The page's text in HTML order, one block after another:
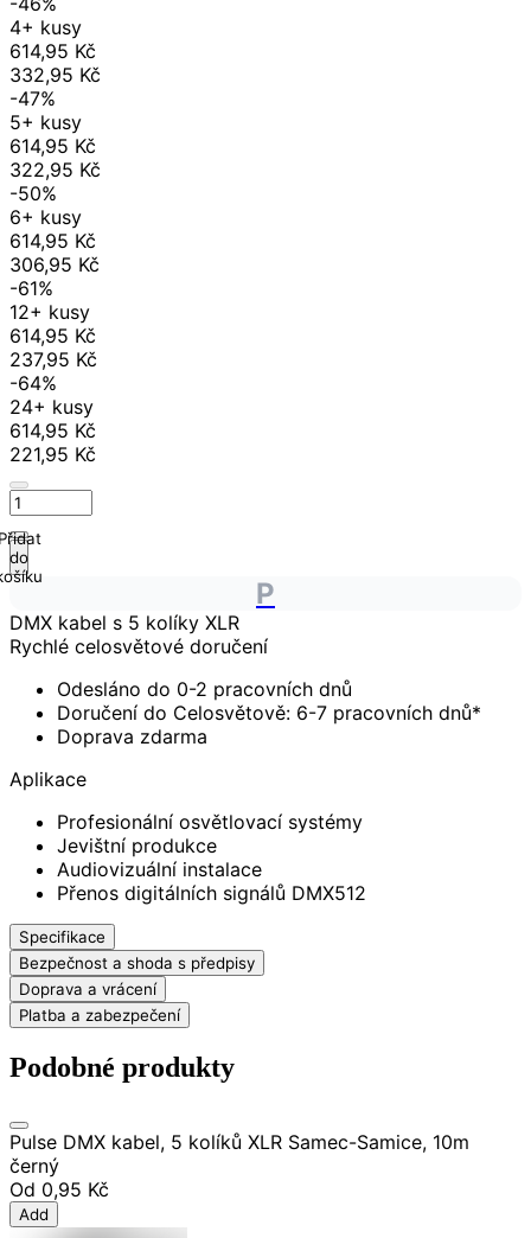
4+ kusy
614,95 Kč
332,95 Kč
-47%
5+ kusy
614,95 Kč
322,95 Kč
-50%
6+ kusy
614,95 Kč
306,95 Kč
-61%
12+ kusy
614,95 Kč
237,95 Kč
-64%
24+ kusy
614,95 Kč
221,95 Kč
do
P
DMX kabel s 5 kolíky XLR
Rychlé celosvětové doručení
Odesláno do 0-2 pracovních dnů
Doručení do Celosvětově: 6-7 pracovních dnů*
Doprava zdarma
Aplikace
Profesionální osvětlovací systémy
Jevištní produkce
Audiovizuální instalace
Přenos digitálních signálů DMX512
Specifikace
Bezpečnost a shoda s předpisy
Doprava a vrácení
Platba a zabezpečení
Podobné produkty
Pulse DMX kabel, 5 kolíků XLR Samec-Samice, 10m
černý
Od 0,95 Kč
Add